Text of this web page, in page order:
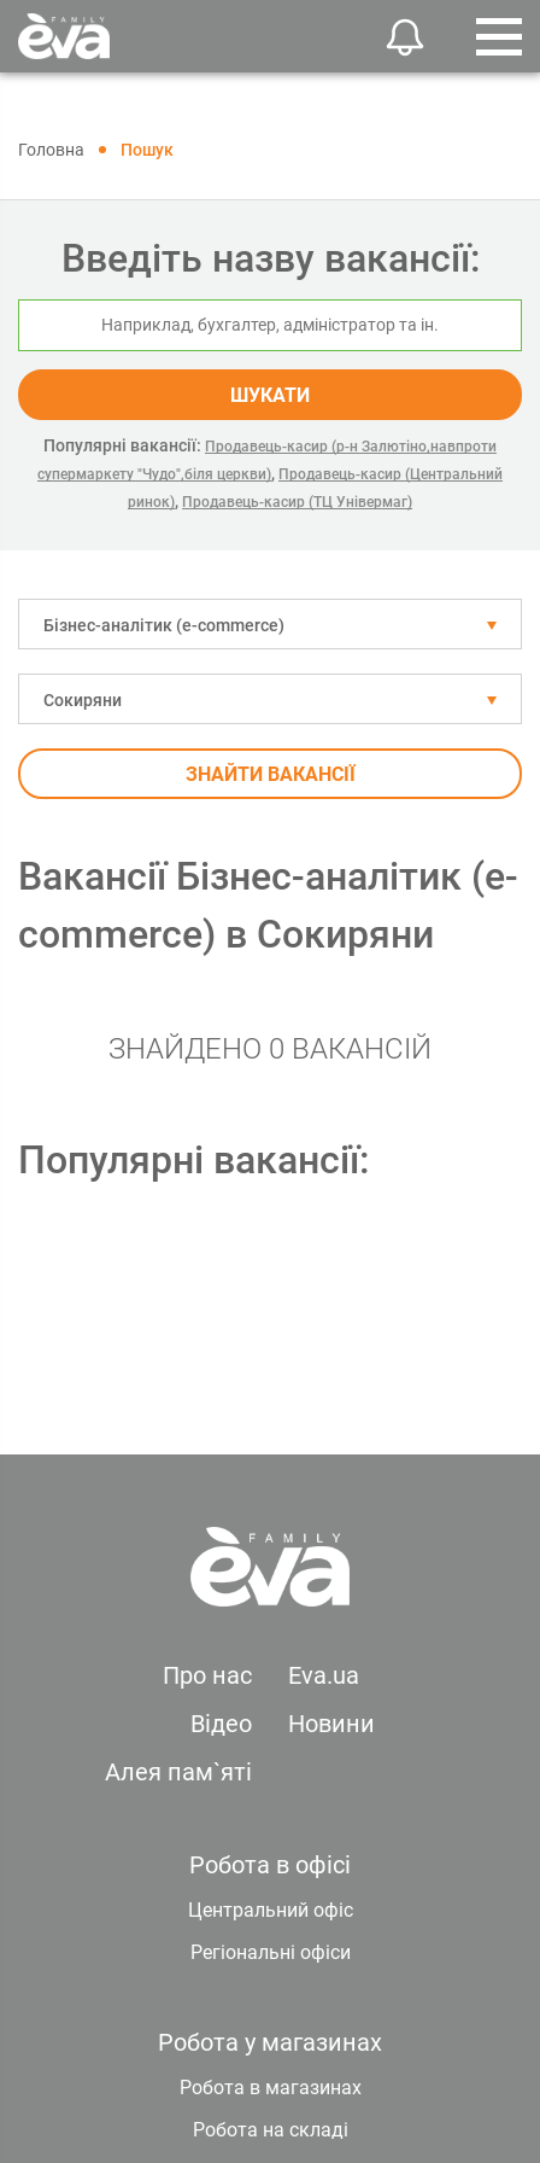
Головна Пошук
Введіть назву вакансії:
ШУКАТИ
Популярні вакансії: Продавець-касир (р-н Залютіно,навпроти
супермаркету "Чудо",біля церкви), Продавець-касир (Центральний
ринок), Продавець-касир (ТЦ Універмаг)
Бізнес-аналітик (e-commerce)
Сокиряни
ЗНАЙТИ ВАКАНСІЇ
Вакансії Бізнес-аналітик (e-
commerce) в Сокиряни
ЗНАЙДЕНО 0 ВАКАНСІЙ
Популярні вакансії:
Про нас
Eva.ua
Відео
Новини
Алея пам`яті
Робота в офісі
Центральний офіс
Регіональні офіси
Робота у магазинах
Робота в магазинах
Робота на складі